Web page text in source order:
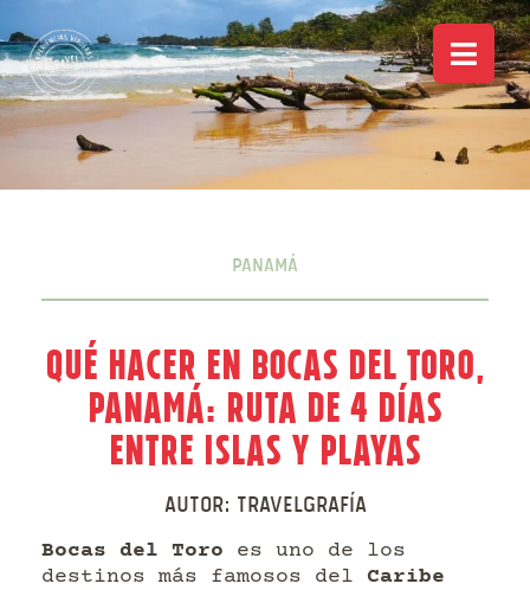
Panamá
Qué hacer en Bocas del Toro,
Panamá: ruta de 4 días
entre islas y playas
Autor: Travelgrafía
Bocas del Toro es uno de los
destinos más famosos del Caribe